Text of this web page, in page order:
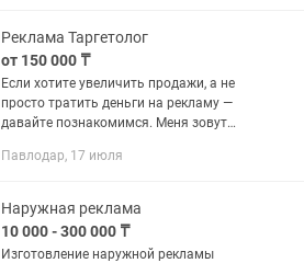
Реклама Таргетолог
от 150 000 ₸
Если хотите увеличить продажи, а не
просто тратить деньги на рекламу —
давайте познакомимся. Меня зовут
запуском рекламы в Instagram и
Павлодар, 17 июля
Наружная реклама
10 000 - 300 000 ₸
Изготовление наружной рекламы